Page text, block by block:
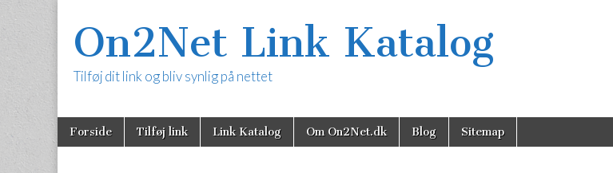
On2Net Link Katalog
Tilføj dit link og bliv synlig på nettet
Main
menu
Skip
Forside Tilføj link Link Katalog Om On2Net.dk Blog Sitemap